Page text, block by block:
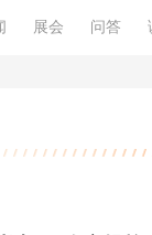
展会 问答